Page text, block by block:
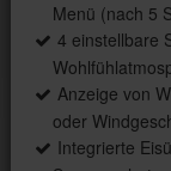
Menü (nach 5
4 einstellbare
Anzeige von
oder
Integrierte